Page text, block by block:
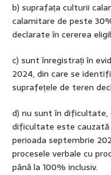
b) suprafața culturii
calamitare de peste
declarate în cererea
c) sunt înregistrați în
2024, din care se
suprafețele de teren
d) nu sunt în dificultate,
dificultate este cauzată
perioada septembrie
procesele verbale cu
până la 100% inclusiv.